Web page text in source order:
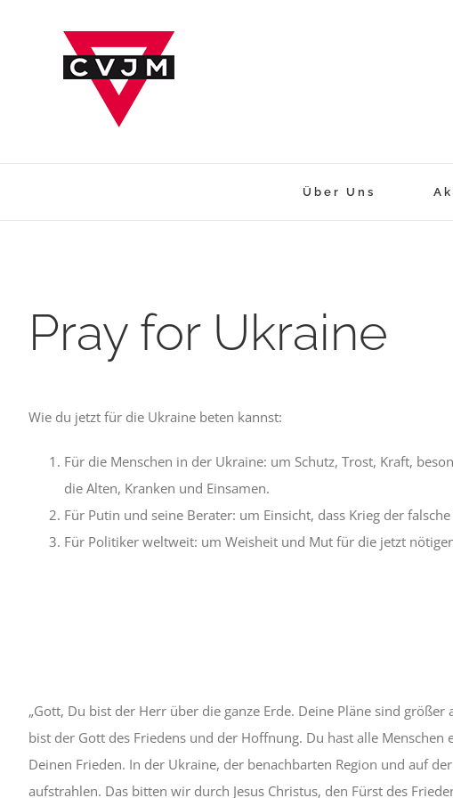
Über Uns
Pray for Ukraine
Wie du jetzt für die Ukraine beten kannst:
Für die Menschen in der Ukraine: um Schutz, Trost, Kraft,
die Alten, Kranken und Einsamen.
Für Putin und seine Berater: um Einsicht, dass Krieg der falsche
Für Politiker weltweit: um Weisheit und Mut für die jetzt
„Gott, Du bist der Herr über die ganze Erde. Deine Pläne sind
bist der Gott des Friedens und der Hoffnung. Du hast alle
Deinen Frieden. In der Ukraine, der benachbarten Region und auf
aufstrahlen. Das bitten wir durch Jesus Christus, den Fürst des